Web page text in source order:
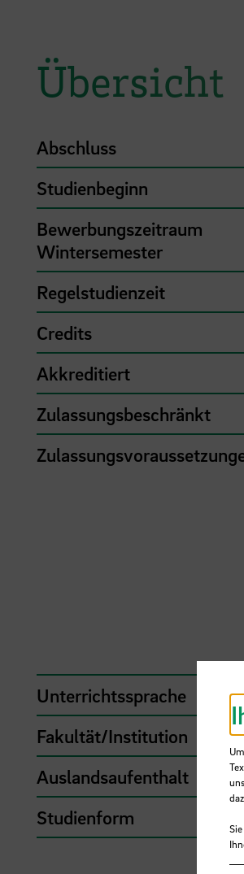
Übersicht
Abschluss
Studienbeginn
Bewerbungszeitraum
Wintersemester
Regelstudienzeit
Credits
Akkreditiert
Zulassungsbeschränkt
Unterrichtssprache
Fakultät/Institution
Auslandsaufenthalt
Studienform